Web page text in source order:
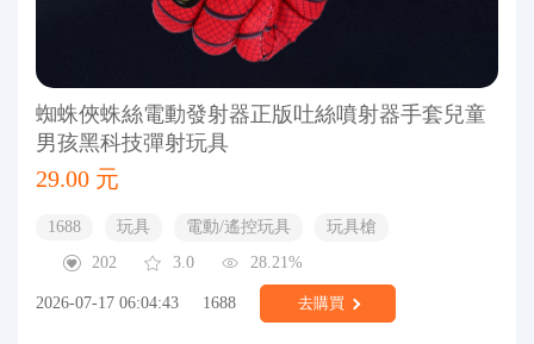
蜘蛛俠蛛絲電動發射器正版吐絲噴射器手套兒童
男孩黑科技彈射玩具
29.00 元
1688 玩具 電動/遙控玩具
玩具槍
202
3.0 28.21%
2026-07-17 06:04:43 1688 去購買